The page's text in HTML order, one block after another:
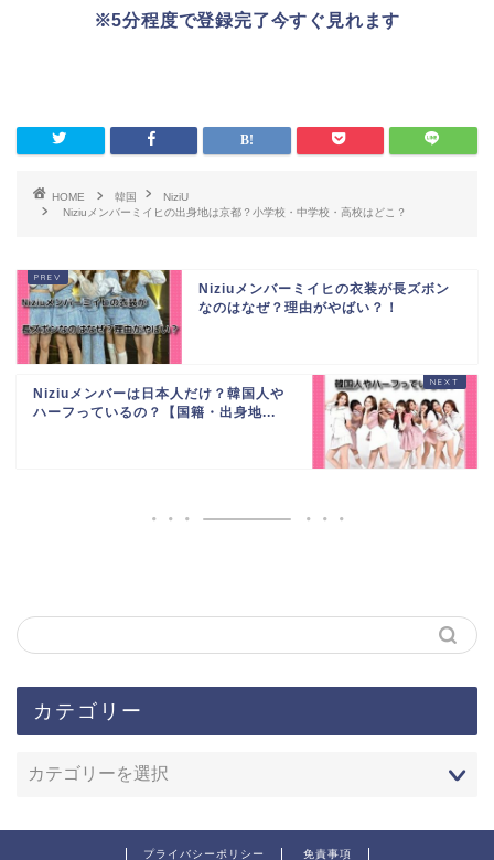
※5分程度で登録完了今すぐ見れます
HOME 韓国
NiziU
Niziuメンバーミイヒの出身地は京都？小学校・中学校・高校はどこ？
Niziuメンバーミイヒの衣装が長ズボン
なのはなぜ？理由がやばい？！
Niziuメンバーは日本人だけ？韓国人や
ハーフっているの？【国籍・出身地...
カテゴリー
プライバシーポリシー 免責事項